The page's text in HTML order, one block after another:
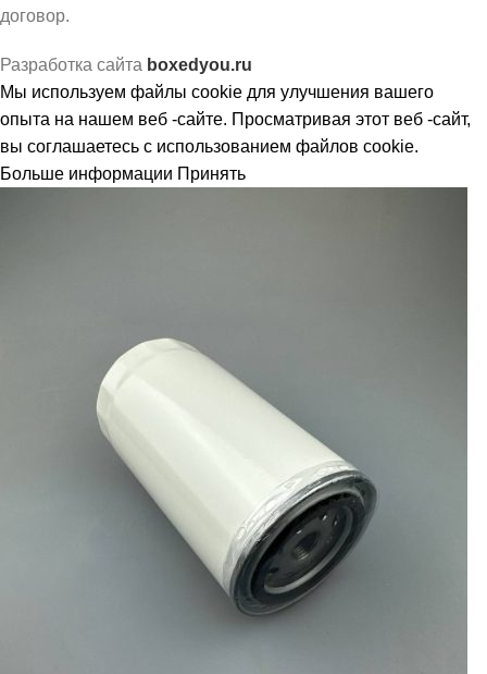
договор.
Разработка сайта boxedyou.ru
Мы используем файлы cookie для улучшения вашего
опыта на нашем веб -сайте. Просматривая этот веб -сайт,
вы соглашаетесь с использованием файлов cookie.
Больше информации Принять